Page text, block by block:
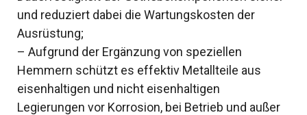
und reduziert dabei die Wartungskosten der
Ausrüstung;
– Aufgrund der Ergänzung von speziellen
Hemmern schützt es effektiv Metallteile aus
eisenhaltigen und nicht eisenhaltigen
Legierungen vor Korrosion, bei Betrieb und außer